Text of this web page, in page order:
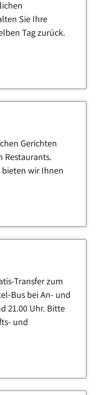
Sie Ihre
Tag zurück.
Gerichten
Restaurants.
bieten wir Ihnen
Transfer zum
Bus bei An- und
21.00 Uhr. Bitte
und